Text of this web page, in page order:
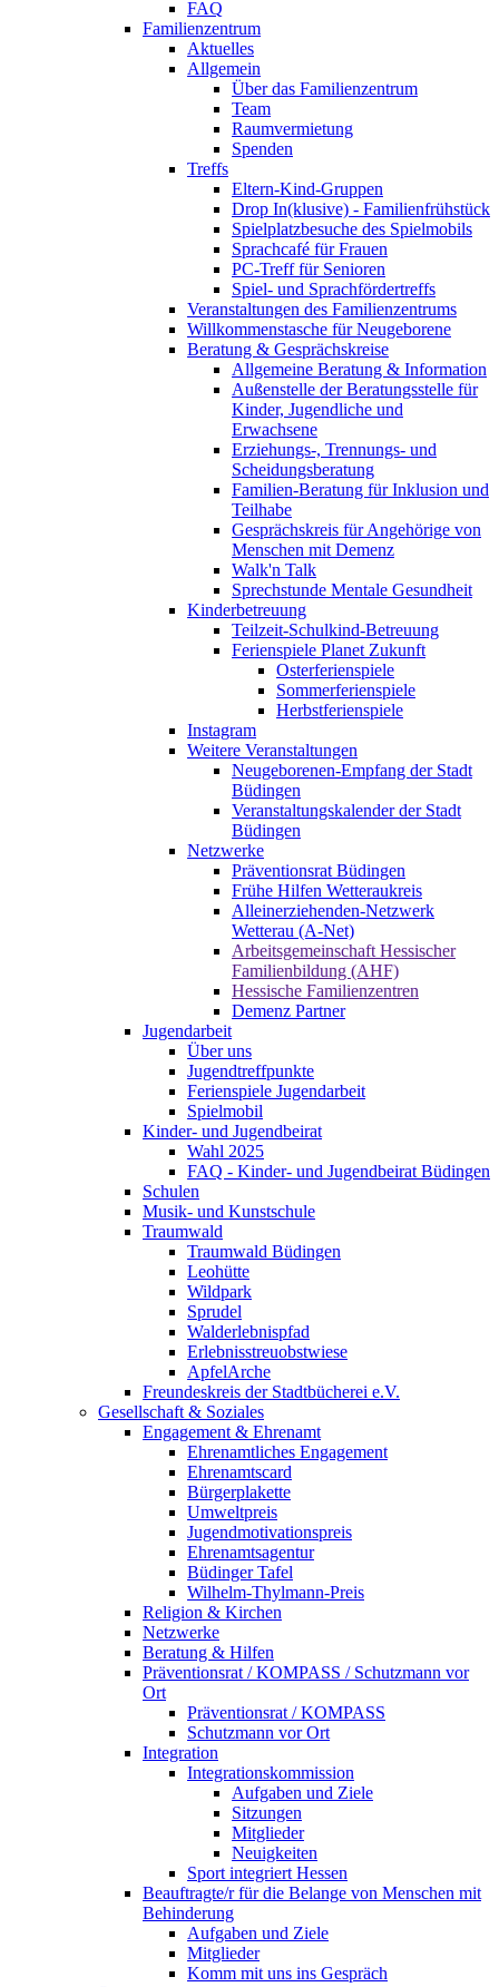
FAQ
Familienzentrum
Aktuelles
Allgemein
Über das Familienzentrum
Team
Raumvermietung
Spenden
Treffs
Eltern-Kind-Gruppen
Drop In(klusive) - Familienfrühstück
Spielplatzbesuche des Spielmobils
Sprachcafé für Frauen
PC-Treff für Senioren
Spiel- und Sprachfördertreffs
Veranstaltungen des Familienzentrums
Willkommenstasche für Neugeborene
Beratung & Gesprächskreise
Allgemeine Beratung & Information
Außenstelle der Beratungsstelle für
Kinder, Jugendliche und
Erwachsene
Erziehungs-, Trennungs- und
Scheidungsberatung
Familien-Beratung für Inklusion und
Teilhabe
Gesprächskreis für Angehörige von
Menschen mit Demenz
Walk'n Talk
Sprechstunde Mentale Gesundheit
Kinderbetreuung
Teilzeit-Schulkind-Betreuung
Ferienspiele Planet Zukunft
Osterferienspiele
Sommerferienspiele
Herbstferienspiele
Instagram
Weitere Veranstaltungen
Neugeborenen-Empfang der Stadt
Büdingen
Veranstaltungskalender der Stadt
Büdingen
Netzwerke
Präventionsrat Büdingen
Frühe Hilfen Wetteraukreis
Alleinerziehenden-Netzwerk
Wetterau (A-Net)
Arbeitsgemeinschaft Hessischer
Familienbildung (AHF)
Hessische Familienzentren
Demenz Partner
Jugendarbeit
Über uns
Jugendtreffpunkte
Ferienspiele Jugendarbeit
Spielmobil
Kinder- und Jugendbeirat
Wahl 2025
FAQ - Kinder- und Jugendbeirat Büdingen
Schulen
Musik- und Kunstschule
Traumwald
Traumwald Büdingen
Leohütte
Wildpark
Sprudel
Walderlebnispfad
Erlebnisstreuobstwiese
ApfelArche
Freundeskreis der Stadtbücherei e.V.
Gesellschaft & Soziales
Engagement & Ehrenamt
Ehrenamtliches Engagement
Ehrenamtscard
Bürgerplakette
Umweltpreis
Jugendmotivationspreis
Ehrenamtsagentur
Büdinger Tafel
Wilhelm-Thylmann-Preis
Religion & Kirchen
Netzwerke
Beratung & Hilfen
Präventionsrat / KOMPASS / Schutzmann vor
Ort
Präventionsrat / KOMPASS
Schutzmann vor Ort
Integration
Integrationskommission
Aufgaben und Ziele
Sitzungen
Mitglieder
Neuigkeiten
Sport integriert Hessen
Beauftragte/r für die Belange von Menschen mit
Behinderung
Aufgaben und Ziele
Mitglieder
Komm mit uns ins Gespräch